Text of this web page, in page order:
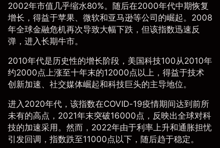
2002年市值几乎缩水80%。随后在2000年代中期恢复
增长，得益于苹果、微软和亚马逊等公司的崛起。2008
年全球金融危机再次导致大幅下跌，但该指数迅速反
弹，进入长期牛市。
2010年代是历史性的增长阶段，美国科技100从2010年
约2000点上涨至十年末的12000点以上，得益于技术
创新加速、社交媒体崛起和科技巨头的主导地位。
进入2020年代，该指数在COVID-19疫情期间达到前所
未有的高点，2021年末突破16000点，反映出全球对科
技的加速采用。然而，2022年由于利率上升和通胀担忧
引发回调，指数跌至11000点以下，随后趋于稳定。